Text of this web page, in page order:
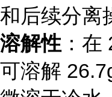
和后续分离
溶解性 ：
可溶解